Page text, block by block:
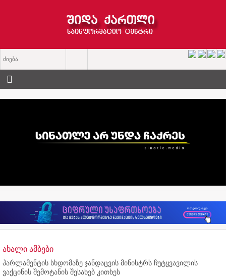
ახალი ამბები
პარლამენტის სხდომაზე ჯანდაცვის მინისტრს ჩუტყვავილის
ვაქცინის შემოტანის შესახებ კითხეს